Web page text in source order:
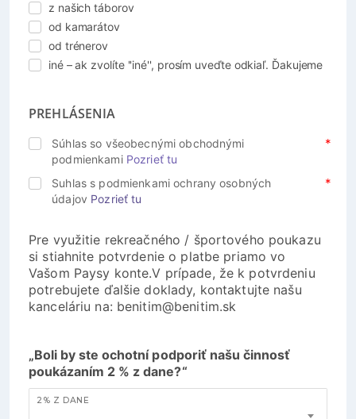
z našich táborov
od kamarátov
od trénerov
iné – ak zvolíte ''iné'', prosím uveďte odkiaľ. Ďakujeme
PREHLÁSENIA
Súhlas so všeobecnými obchodnými
podmienkami Pozrieť tu
Suhlas s podmienkami ochrany osobných
údajov Pozrieť tu
Pre využitie rekreačného / športového poukazu
si stiahnite potvrdenie o platbe priamo vo
Vašom Paysy konte.V prípade, že k potvrdeniu
potrebujete ďalšie doklady, kontaktujte našu
kanceláriu na: benitim@benitim.sk
„Boli by ste ochotní podporiť našu činnosť
poukázaním 2 % z dane?“
2% Z DANE